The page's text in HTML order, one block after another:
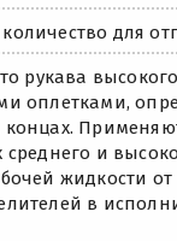
для
рукава
оплетками,
среднего и
жидкости от
в